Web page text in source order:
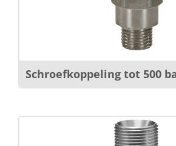
Schroefkoppeling tot 500